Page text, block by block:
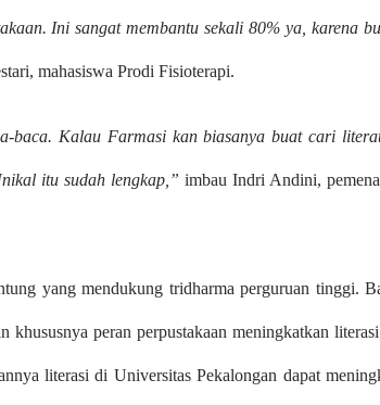
Ini sangat membantu sekali 80% ya, karena
mahasiswa Prodi Fisioterapi.
baca. Kalau Farmasi kan biasanya buat cari
itu sudah lengkap,” imbau Indri Andini,
yang mendukung tridharma perguruan tinggi.
peran perpustakaan meningkatkan
literasi di Universitas Pekalongan dapat